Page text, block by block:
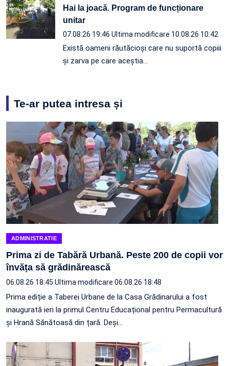
Hai la joacă. Program de funcționare
unitar
07.08.26 19:46 Ultima modificare 10.08.26 10:42
Există oameni răutăcioși care nu suportă copiii
și zarva pe care aceștia…
Te-ar putea intresa și
ADMINISTRATIE
Prima zi de Tabără Urbană. Peste 200 de copii vor
învăța să grădinărească
06.08.26 18:45 Ultima modificare 06.08.26 18:48
Prima ediție a Taberei Urbane de la Casa Grădinarului a fost
inaugurată ieri la primul Centru Educațional pentru Permacultură
și Hrană Sănătoasă din țară. Deși…